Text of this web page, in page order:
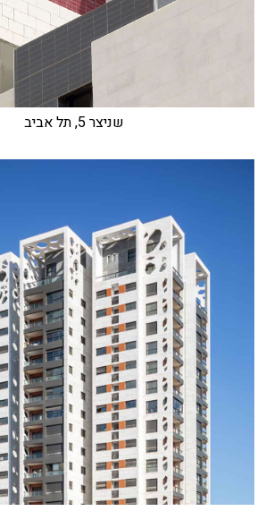
שניצר 5, תל אביב